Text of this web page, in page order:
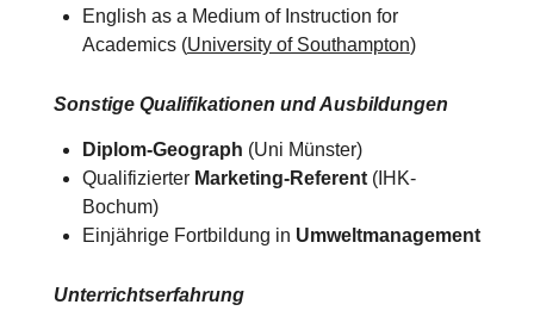
English as a Medium of Instruction for
Academics (University of Southampton)​
Sonstige Qualifikationen und Ausbildungen
Diplom-Geograph (Uni Münster)
Qualifizierter Marketing-Referent(IHK-
Bochum)
Einjährige Fortbildung in Umweltmanagement
Unterrichtserfahrung